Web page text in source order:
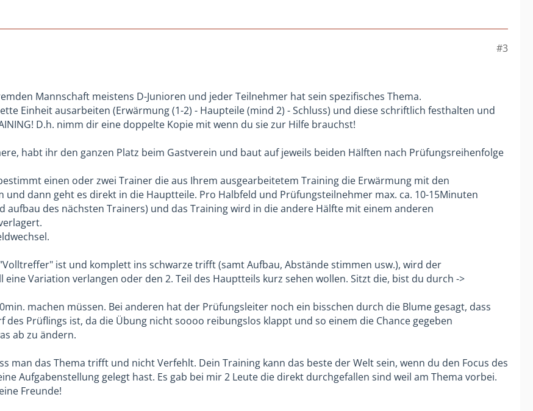
#3
Mannschaft meistens D-Junioren und jeder Teilnehmer hat sein spezifisches Thema.
Einheit ausarbeiten (Erwärmung (1-2) - Haupteile (mind 2) - Schluss) und diese schriftlich festhalten und
D.h. nimm dir eine doppelte Kopie mit wenn du sie zur Hilfe brauchst!
habt ihr den ganzen Platz beim Gastverein und baut auf jeweils beiden Hälften nach Prüfungsreihenfolge
einen oder zwei Trainer die aus Ihrem ausgearbeitetem Training die Erwärmung mit den
und dann geht es direkt in die Hauptteile. Pro Halbfeld und Prüfungsteilnehmer max. ca. 10-15Minuten
aufbau des nächsten Trainers) und das Training wird in die andere Hälfte mit einem anderen
ist und komplett ins schwarze trifft (samt Aufbau, Abstände stimmen usw.), wird der
eine Variation verlangen oder den 2. Teil des Hauptteils kurz sehen wollen. Sitzt die, bist du durch ->
machen müssen. Bei anderen hat der Prüfungsleiter noch ein bisschen durch die Blume gesagt, dass
des Prüflings ist, da die Übung nicht soooo reibungslos klappt und so einem die Chance gegeben
ab zu ändern.
man das Thema trifft und nicht Verfehlt. Dein Training kann das beste der Welt sein, wenn du den Focus des
Aufgabenstellung gelegt hast. Es gab bei mir 2 Leute die direkt durchgefallen sind weil am Thema vorbei.
Freunde!